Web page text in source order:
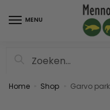
MENU
Home Shop Garvo